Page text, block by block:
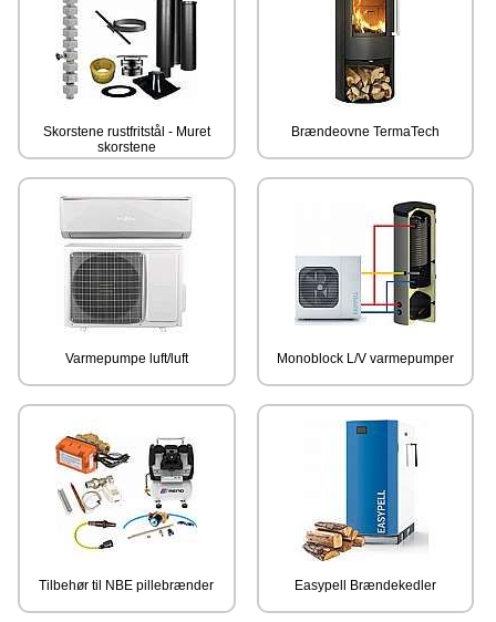
Skorstene rustfritstål - Muret
skorstene
Brændeovne TermaTech
Varmepumpe luft/luft Monoblock L/V varmepumper
Tilbehør til NBE pillebrænder Easypell Brændekedler